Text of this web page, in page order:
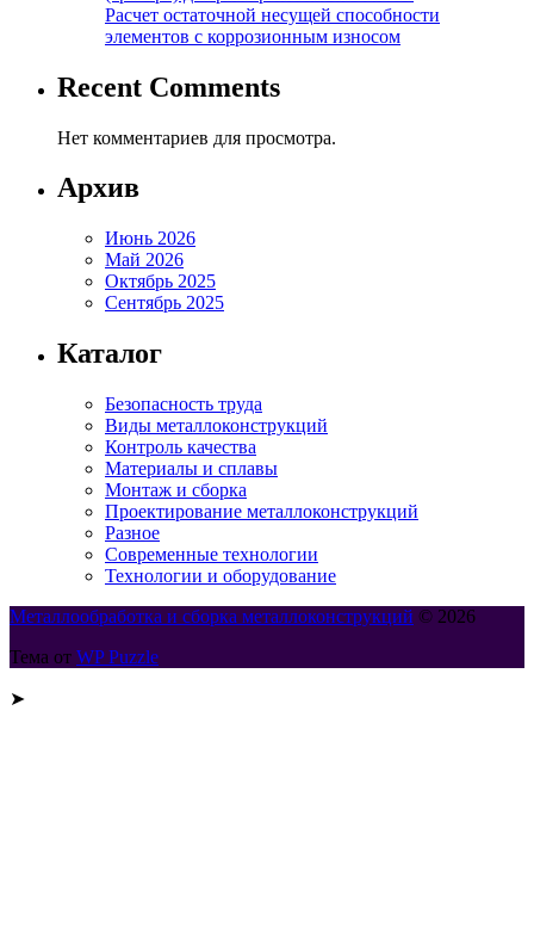
Расчет остаточной несущей способности
элементов с коррозионным износом
Recent Comments
Нет комментариев для просмотра.
Архив
Июнь 2026
Май 2026
Октябрь 2025
Сентябрь 2025
Каталог
Безопасность труда
Виды металлоконструкций
Контроль качества
Материалы и сплавы
Монтаж и сборка
Проектирование металлоконструкций
Разное
Современные технологии
Технологии и оборудование
Металлообработка и сборка металлоконструкций © 2026
Тема от WP Puzzle
➤